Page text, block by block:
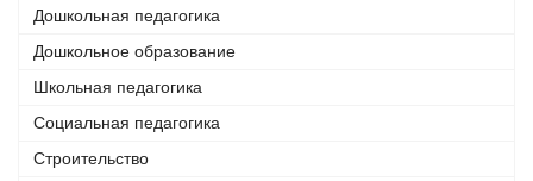
Дошкольная педагогика
Дошкольное образование
Школьная педагогика
Социальная педагогика
Строительство